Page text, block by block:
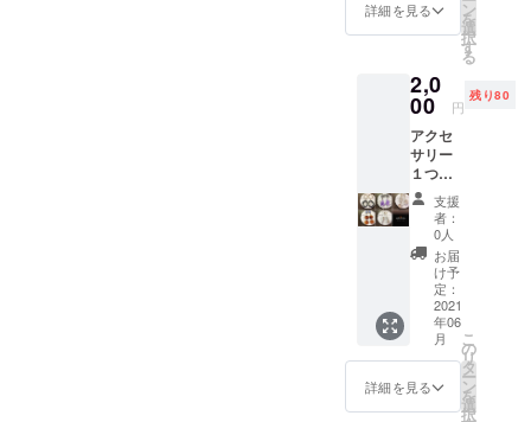
Creem
aの中か
ら選べ
※サイズ
は全体
で約8セ
ンチで
す
詳細を見る ン
を
選
択
す
る
2,0
00 円
残り80
アクセ
サリー
１つ作
成 ※写
真は例
です サ
イズは
全体で
約8セン
チです
支援
者：
0人
お届
け予
定：
2021
年06
月
詳細を見る
こ
の
リ
タ
ー
ン
を
選
択